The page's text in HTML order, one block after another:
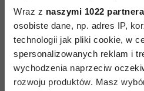
Wraz z naszymi 1022
osobiste dane, np. adres IP,
technologii jak pliki cookie, w
spersonalizowanych reklam i
wychodzenia naprzeciw
rozwoju produktów. Masz
zachowuje swoje
warunki, w których
naturalnym. W kolekcji
przemyślanego dopełnienia
estetykę, funkcjonalnośći